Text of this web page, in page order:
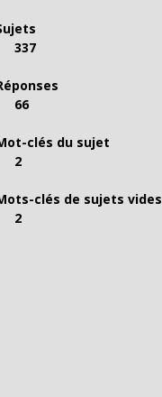
337
66
clés du sujet
2
clés de sujets vides
2